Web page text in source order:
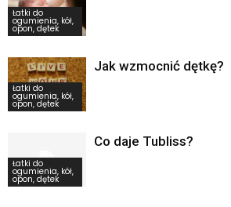
Łatki do
ogumienia, kół,
opon, dętek
Łatki do
ogumienia, kół,
opon, dętek
Jak wzmocnić dętkę?
Łatki do
ogumienia, kół,
opon, dętek
Co daje Tubliss?